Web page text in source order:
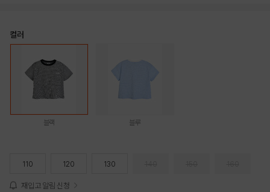
컬러
블랙 블루
110 120 130
재입고 알림 신청